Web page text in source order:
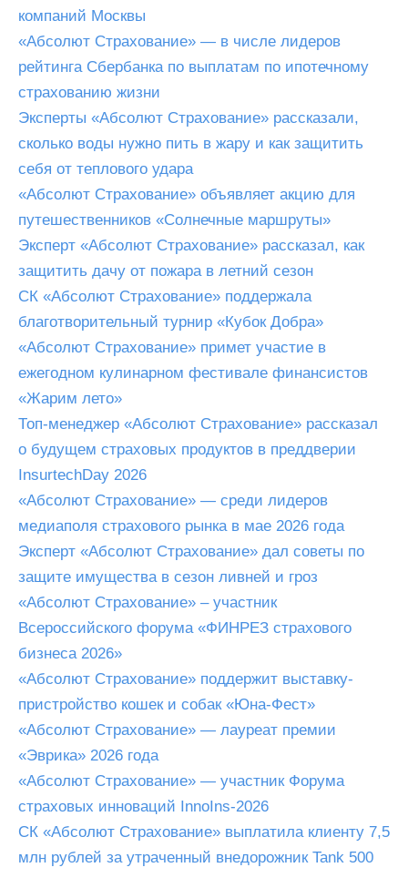
компаний Москвы
«Абсолют Страхование» — в числе лидеров
рейтинга Сбербанка по выплатам по ипотечному
страхованию жизни
Эксперты «Абсолют Страхование» рассказали,
сколько воды нужно пить в жару и как защитить
себя от теплового удара
«Абсолют Страхование» объявляет акцию для
путешественников «Солнечные маршруты»
Эксперт «Абсолют Страхование» рассказал, как
защитить дачу от пожара в летний сезон
СК «Абсолют Страхование» поддержала
благотворительный турнир «Кубок Добра»
«Абсолют Страхование» примет участие в
ежегодном кулинарном фестивале финансистов
«Жарим лето»
Топ-менеджер «Абсолют Страхование» рассказал
о будущем страховых продуктов в преддверии
InsurtechDay 2026
«Абсолют Страхование» — среди лидеров
медиаполя страхового рынка в мае 2026 года
Эксперт «Абсолют Страхование» дал советы по
защите имущества в сезон ливней и гроз
«Абсолют Страхование» – участник
Всероссийского форума «ФИНРЕЗ страхового
бизнеса 2026»
«Абсолют Страхование» поддержит выставку-
пристройство кошек и собак «Юна-Фест»
«Абсолют Страхование» — лауреат премии
«Эврика» 2026 года
«Абсолют Страхование» — участник Форума
страховых инноваций InnoIns-2026
СК «Абсолют Страхование» выплатила клиенту 7,5
млн рублей за утраченный внедорожник Tank 500